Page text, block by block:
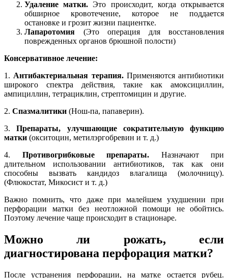
Удаление матки. Это происходит, когда открывается
обширное кровотечение, которое не поддается
остановке и грозит жизни пациентке.
Лапаротомия (Это операция для восстановления
поврежденных органов брюшной полости)
Консервативное лечение:
1. Антибактериальная терапия.Применяются антибиотики
широкого спектра действия, такие как амоксициллин,
ампициллин, тетрациклин, стрептомицин и другие.
2. Спазмалитики (Нош-па, папаверин).
3.Препараты, улучшающие сократительную функцию
матки (окситоцин, метилэргобревин и т. д.)
4. Противогрибковые препараты. Назначают при
длительном использовании антибиотиков, так как они
способны вызвать кандидоз влагалища (молочницу).
(Флюкостат, Микосист и т. д.)
Важно помнить, что даже при малейшем ухудшении при
перфорации матки без неотложной помощи не обойтись.
Поэтому лечение чаще происходит в стационаре.
Можно ли рожать, если
диагностирована перфорация матки?
После устранения перфорации, на матке остается рубец.